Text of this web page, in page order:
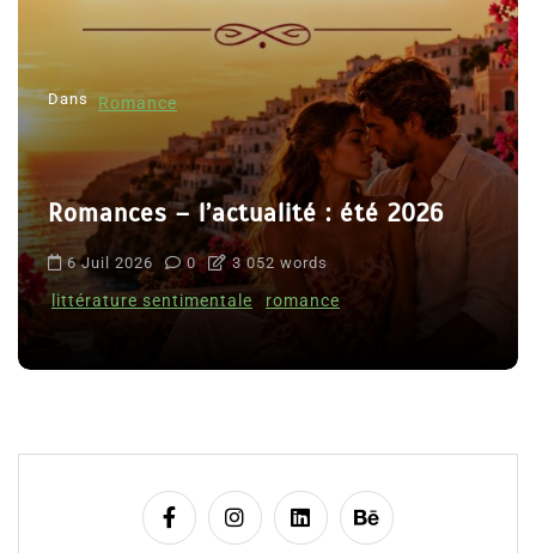
Dans Romance
Romances – l’actualité : été 2026
6 Juil 2026 0 3 052 words
littérature sentimentale romance